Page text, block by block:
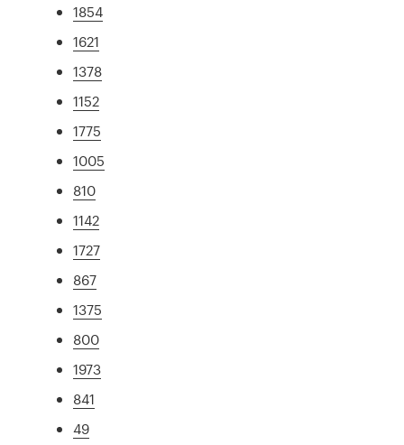
1854
1621
1378
1152
1775
1005
810
1142
1727
867
1375
800
1973
841
49